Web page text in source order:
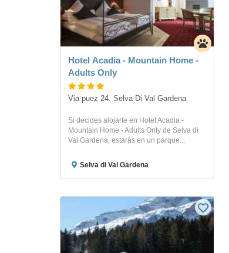
Hotel Acadia - Mountain Home -
Adults Only
Via puez 24. Selva Di Val Gardena
Si decides alojarte en Hotel Acadia -
Mountain Home - Adults Only de Selva di
Val Gardena, estarás en un parque...
Selva di Val Gardena